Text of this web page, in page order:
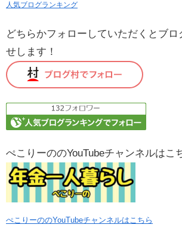
人気ブログランキング
どちらかフォローしていただくとブロ
せします！
ぺこりーののYouTubeチャンネルはこ
ぺこりーののYouTubeチャンネルはこちら